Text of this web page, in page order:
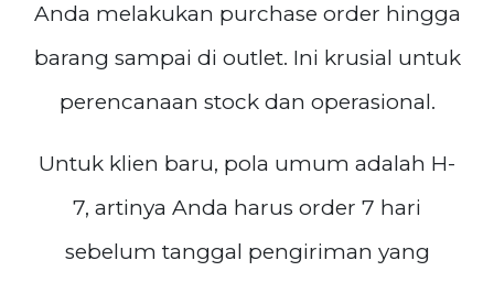
Anda melakukan purchase order hingga
barang sampai di outlet. Ini krusial untuk
perencanaan stock dan operasional.
Untuk klien baru, pola umum adalah H-
7, artinya Anda harus order 7 hari
sebelum tanggal pengiriman yang